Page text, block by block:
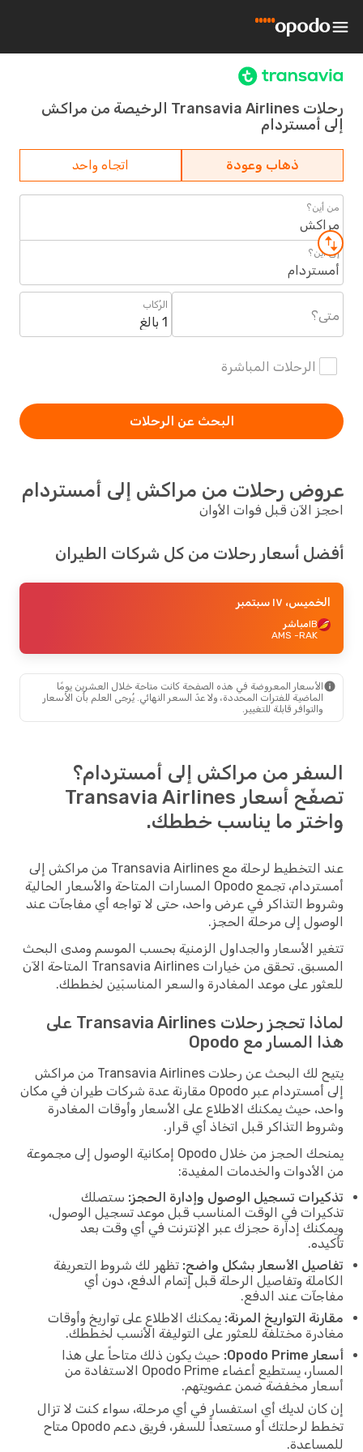
رحلات Transavia Airlines الرخيصة من مراكش
إلى أمستردام
ذهاب وعودة اتجاه واحد
من أين؟
مراكش
إلى أين؟
أمستردام
متى؟
الرُكاب
1 بالغ
الرحلات المباشرة
البحث عن الرحلات
عروض رحلات من مراكش إلى أمستردام
احجز الآن قبل فوات الأوان
أفضل أسعار رحلات من كل شركات الطيران
الخميس، ١٧ سبتمبر
IBمباشر
RAK
- AMS
الأسعار المعروضة في هذه الصفحة كانت متاحة خلال العشرين يومًا
الماضية للفترات المحددة، ولا عدّ السعر النهائي. يُرجى العلم بأن الأسعار
والتوافر قابلة للتغيير.
السفر من مراكش إلى أمستردام؟
تصفّح أسعار Transavia Airlines
واختر ما يناسب خططك.
عند التخطيط لرحلة مع Transavia Airlines من مراكش إلى
أمستردام، تجمع Opodo المسارات المتاحة والأسعار الحالية
وشروط التذاكر في عرض واحد، حتى لا تواجه أي مفاجآت عند
الوصول إلى مرحلة الحجز.
تتغير الأسعار والجداول الزمنية بحسب الموسم ومدى البحث
المسبق. تحقق من خيارات Transavia Airlines المتاحة الآن
للعثور على موعد المغادرة والسعر المناسبَين لخططك.
لماذا تحجز رحلات Transavia Airlines على
هذا المسار مع Opodo
يتيح لك البحث عن رحلات Transavia Airlines من مراكش
إلى أمستردام عبر Opodo مقارنة عدة شركات طيران في مكان
واحد، حيث يمكنك الاطلاع على الأسعار وأوقات المغادرة
وشروط التذاكر قبل اتخاذ أي قرار.
يمنحك الحجز من خلال Opodo إمكانية الوصول إلى مجموعة
من الأدوات والخدمات المفيدة:
تذكيرات تسجيل الوصول وإدارة الحجز: ستصلك
تذكيرات في الوقت المناسب قبل موعد تسجيل الوصول،
ويمكنك إدارة حجزك عبر الإنترنت في أي وقت بعد
تأكيده.
تفاصيل الأسعار بشكل واضح: تظهر لك شروط التعريفة
الكاملة وتفاصيل الرحلة قبل إتمام الدفع، دون أي
مفاجآت عند الدفع.
مقارنة التواريخ المرنة: يمكنك الاطلاع على تواريخ وأوقات
مغادرة مختلفة للعثور على التوليفة الأنسب لخططك.
أسعار Opodo Prime:
حيث يكون ذلك متاحاً على هذا
المسار، يستطيع أعضاء Opodo Prime الاستفادة من
أسعار مخفضة ضمن عضويتهم.
إن كان لديك أي استفسار في أي مرحلة، سواء كنت لا تزال
تخطط لرحلتك أو مستعداً للسفر، فريق دعم Opodo متاح
للمساعدة.